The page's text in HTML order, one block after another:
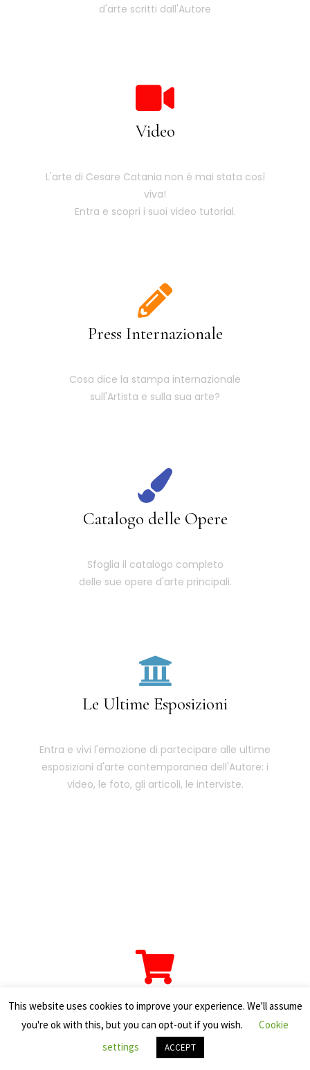
d'arte scritti dall'Autore
Video
L'arte di Cesare Catania non è mai stata così
viva!
Entra e scopri i suoi video tutorial.
Press Internazionale
Cosa dice la stampa internazionale
sull'Artista e sulla sua arte?
Catalogo delle Opere
Sfoglia il catalogo completo
delle sue opere d'arte principali.
Le Ultime Esposizioni
Entra e vivi l'emozione di partecipare alle ultime
esposizioni d'arte contemporanea dell'Autore: i
video, le foto, gli articoli, le interviste.
TORNA ALLO SHOP
This website uses cookies to improve your experience. We'll assume
you're ok with this, but you can opt-out if you wish.
Cookie
settings
ACCEPT